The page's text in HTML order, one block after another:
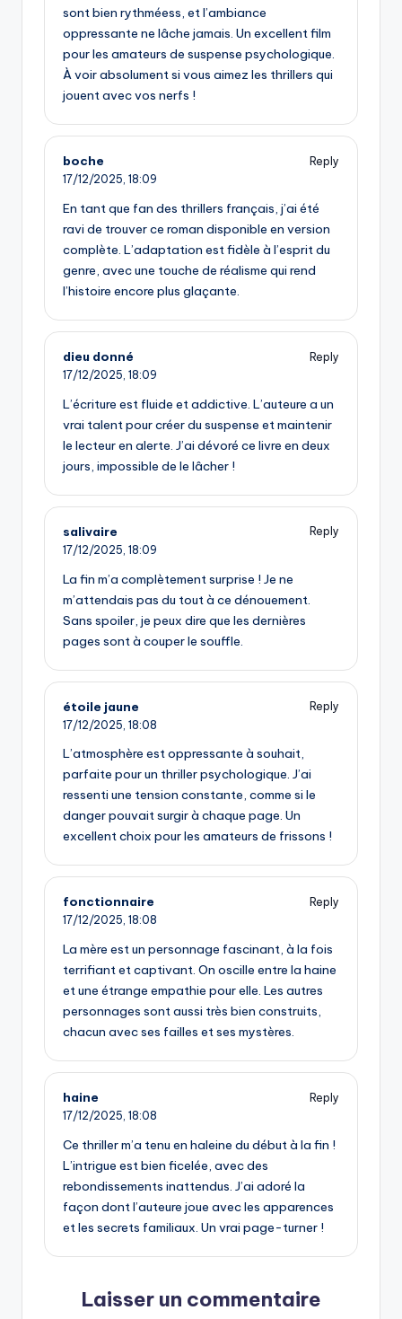
sont bien rythméess, et l’ambiance
oppressante ne lâche jamais. Un excellent film
pour les amateurs de suspense psychologique.
À voir absolument si vous aimez les thrillers qui
jouent avec vos nerfs !
boche
Reply
17/12/2025, 18:09
En tant que fan des thrillers français, j’ai été
ravi de trouver ce roman disponible en version
complète. L’adaptation est fidèle à l’esprit du
genre, avec une touche de réalisme qui rend
l’histoire encore plus glaçante.
dieu donné
Reply
17/12/2025, 18:09
L’écriture est fluide et addictive. L’auteure a un
vrai talent pour créer du suspense et maintenir
le lecteur en alerte. J’ai dévoré ce livre en deux
jours, impossible de le lâcher !
salivaire
Reply
17/12/2025, 18:09
La fin m’a complètement surprise ! Je ne
m’attendais pas du tout à ce dénouement.
Sans spoiler, je peux dire que les dernières
pages sont à couper le souffle.
étoile jaune
Reply
17/12/2025, 18:08
L’atmosphère est oppressante à souhait,
parfaite pour un thriller psychologique. J’ai
ressenti une tension constante, comme si le
danger pouvait surgir à chaque page. Un
excellent choix pour les amateurs de frissons !
fonctionnaire
Reply
17/12/2025, 18:08
La mère est un personnage fascinant, à la fois
terrifiant et captivant. On oscille entre la haine
et une étrange empathie pour elle. Les autres
personnages sont aussi très bien construits,
chacun avec ses failles et ses mystères.
haine
Reply
17/12/2025, 18:08
Ce thriller m’a tenu en haleine du début à la fin !
L’intrigue est bien ficelée, avec des
rebondissements inattendus. J’ai adoré la
façon dont l’auteure joue avec les apparences
et les secrets familiaux. Un vrai page-turner !
Laisser un commentaire